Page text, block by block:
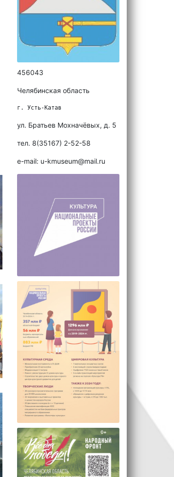
456043
Челябинская область
г. Усть-Катав
ул. Братьев Мохначёвых, д. 5
тел. 8(35167) 2-52-58
e-mail: u-kmuseum@mail.ru